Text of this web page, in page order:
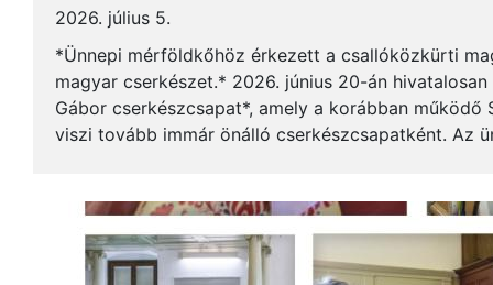
2026. július 5.
*Ünnepi mérföldkőhöz érkezett a csallóközkürti
magyar cserkészet.* 2026. június 20-án
Gábor cserkészcsapat*, amely a korábban működő
viszi tovább immár önálló cserkészcsapatként. Az